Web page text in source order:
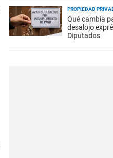
PROPIEDAD
Qué cambia
desalojo
Diputados